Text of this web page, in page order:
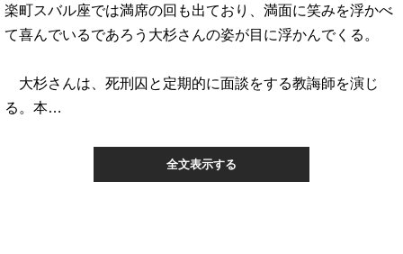
楽町スバル座では満席の回も出ており、満面に笑みを浮かべ
て喜んでいるであろう大杉さんの姿が目に浮かんでくる。
大杉さんは、死刑囚と定期的に面談をする教誨師を演じ
る。本…
全文表示する